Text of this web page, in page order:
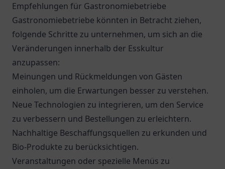
Empfehlungen für Gastronomiebetriebe
Gastronomiebetriebe könnten in Betracht ziehen,
folgende Schritte zu unternehmen, um sich an die
Veränderungen innerhalb der Esskultur
anzupassen:
Meinungen und Rückmeldungen von Gästen
einholen, um die Erwartungen besser zu verstehen.
Neue Technologien zu integrieren, um den Service
zu verbessern und Bestellungen zu erleichtern.
Nachhaltige Beschaffungsquellen zu erkunden und
Bio-Produkte zu berücksichtigen.
Veranstaltungen oder spezielle Menüs zu